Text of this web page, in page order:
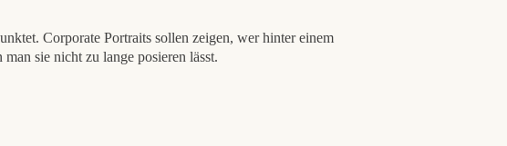
Corporate Portraits sollen zeigen, wer hinter einem
sie nicht zu lange posieren lässt.